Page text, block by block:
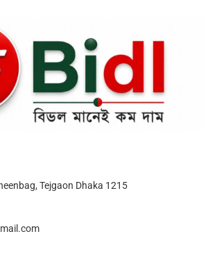
Tejgaon Dhaka 1215